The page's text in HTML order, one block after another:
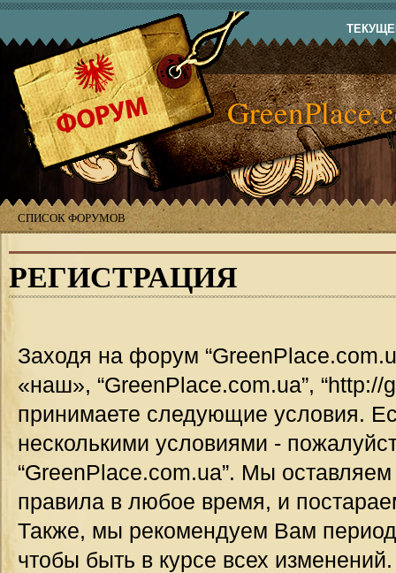
СПИСОК ФОРУМОВ
РЕГИСТРАЦИЯ
Заходя на форум
«наш», “GreenPlace.com.ua”,
принимаете следующие условия.
несколькими условиями -
“GreenPlace.com.ua”. Мы
правила в любое время, и
Также, мы рекомендуем Вам
чтобы быть в курсе всех